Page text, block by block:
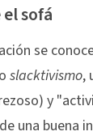
sofá
se
slacktivismo,
y
una buena